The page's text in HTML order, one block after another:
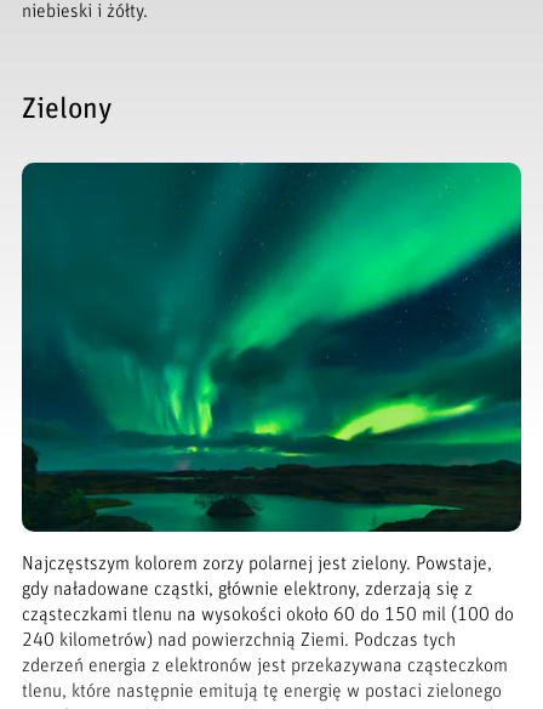
niebieski i żółty.
Zielony
Najczęstszym kolorem zorzy polarnej jest zielony. Powstaje,
gdy naładowane cząstki, głównie elektrony, zderzają się z
cząsteczkami tlenu na wysokości około 60 do 150 mil (100 do
240 kilometrów) nad powierzchnią Ziemi. Podczas tych
zderzeń energia z elektronów jest przekazywana cząsteczkom
tlenu, które następnie emitują tę energię w postaci zielonego